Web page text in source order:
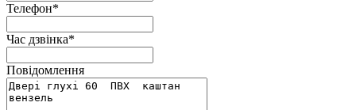
Телефон*
Час дзвінка*
Повідомлення